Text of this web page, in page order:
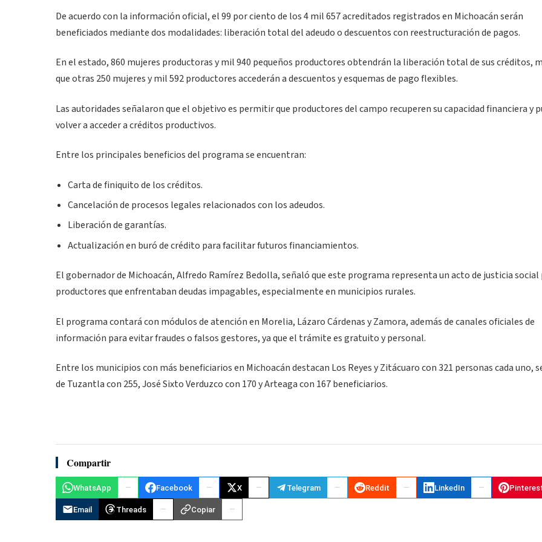
De acuerdo con la información oficial, el 99 por ciento de los 4 mil 657 acreditados registrados en Michoacán serán
beneficiados mediante dos modalidades: liberación total del adeudo o descuentos con reestructuración de pagos.
En el estado, 860 mujeres productoras y mil 940 pequeños productores obtendrán la liberación total de sus créditos,
que otras 250 mujeres y mil 592 productores accederán a descuentos y esquemas de pago flexibles.
Las autoridades señalaron que el objetivo es permitir que productores del campo recuperen su capacidad financiera y
volver a acceder a créditos productivos.
Entre los principales beneficios del programa se encuentran:
Carta de finiquito de los créditos.
Cancelación de procesos legales relacionados con los adeudos.
Liberación de garantías.
Actualización en buró de crédito para facilitar futuros financiamientos.
El gobernador de Michoacán, Alfredo Ramírez Bedolla, señaló que este programa representa un acto de justicia social
productores que enfrentaban deudas impagables, especialmente en municipios rurales.
El programa contará con módulos de atención en Morelia, Lázaro Cárdenas y Zamora, además de canales oficiales de
información para evitar fraudes o falsos gestores, ya que el trámite es gratuito y personal.
Entre los municipios con más beneficiarios en Michoacán destacan Los Reyes y Zitácuaro con 321 personas cada uno,
de Tuzantla con 255, José Sixto Verduzco con 170 y Arteaga con 167 beneficiarios.
Compartir
WhatsApp Facebook X Telegram Reddit LinkedIn
Email Threads Copiar